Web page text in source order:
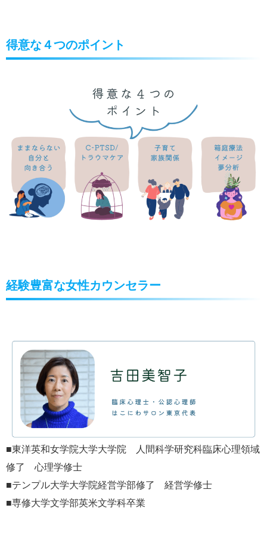
得意な４つのポイント
経験豊富な女性カウンセラー
■東洋英和女学院大学大学院 人間科学研究科臨床心理領域
修了 心理学修士
■テンプル大学大学院経営学部修了 経営学修士
■専修大学文学部英米文学科卒業